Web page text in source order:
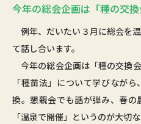
今年の総会企画は「種の交換
例年、だいたい３月に総会を
て話し合います。
今年の総会企画は「種の交換
「種苗法」について学びなが
換。懇親会でも話が弾み、春の
「温泉で開催」というのが大切